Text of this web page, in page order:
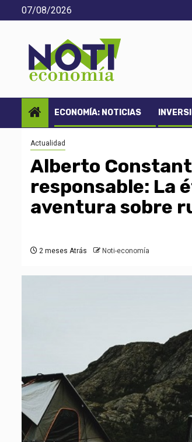
Saltar
al
07/08/2026
ECONOMÍA: NOTICIAS
Actualidad
Alberto
responsable: La
aventura sobre
2 meses Atrás Noti-economía